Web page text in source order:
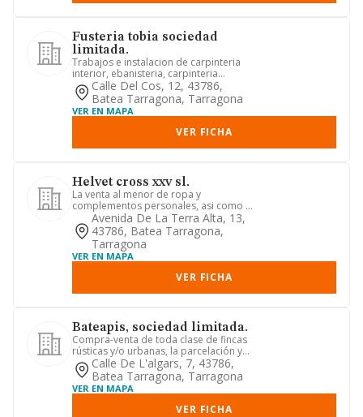
Fusteria tobia sociedad
limitada.
Trabajos e instalacion de carpinteria
interior, ebanisteria, carpinteria
esterior, estructuras de m...
Calle Del Cos, 12, 43786,
Batea Tarragona, Tarragona
VER EN MAPA
VER FICHA
Helvet cross xxv sl.
La venta al menor de ropa y
complementos personales, asi como la
costura y confeccion de ropa y sus...
Avenida De La Terra Alta, 13,
43786, Batea Tarragona,
Tarragona
VER EN MAPA
VER FICHA
Bateapis, sociedad limitada.
Compra-venta de toda clase de fincas
rústicas y/o urbanas, la parcelación y
urbanización de terreno...
Calle De L'algars, 7, 43786,
Batea Tarragona, Tarragona
VER EN MAPA
VER FICHA